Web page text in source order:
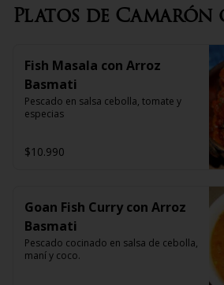
Platos de Camarón
Fish Masala con Arroz
Basmati
Pescado en salsa cebolla, tomate y
especias
$10.990
Goan Fish Curry con Arroz
Basmati
Pescado cocinado en salsa de cebolla,
maní y coco.